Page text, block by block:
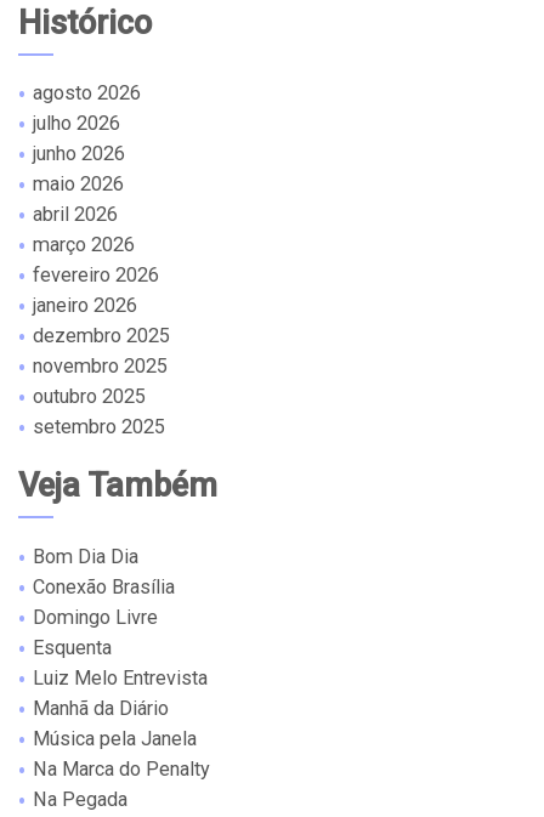
Histórico
agosto 2026
julho 2026
junho 2026
maio 2026
abril 2026
março 2026
fevereiro 2026
janeiro 2026
dezembro 2025
novembro 2025
outubro 2025
setembro 2025
Veja Também
Bom Dia Dia
Conexão Brasília
Domingo Livre
Esquenta
Luiz Melo Entrevista
Manhã da Diário
Música pela Janela
Na Marca do Penalty
Na Pegada